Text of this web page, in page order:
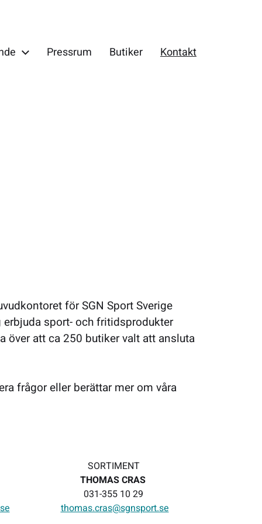
Pressrum Butiker Kontakt
för SGN Sport Sverige
sport- och fritidsprodukter
att ca 250 butiker valt att ansluta
frågor eller berättar mer om våra
SORTIMENT
THOMAS CRAS
031-355 10 29
thomas.cras@sgnsport.se